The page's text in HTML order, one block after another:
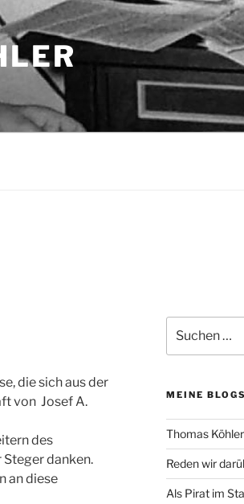
die sich aus der
von Josef A.
des
Steger danken.
an diese
nach:
MEINE
Thomas
Reden wir
Als Pirat im